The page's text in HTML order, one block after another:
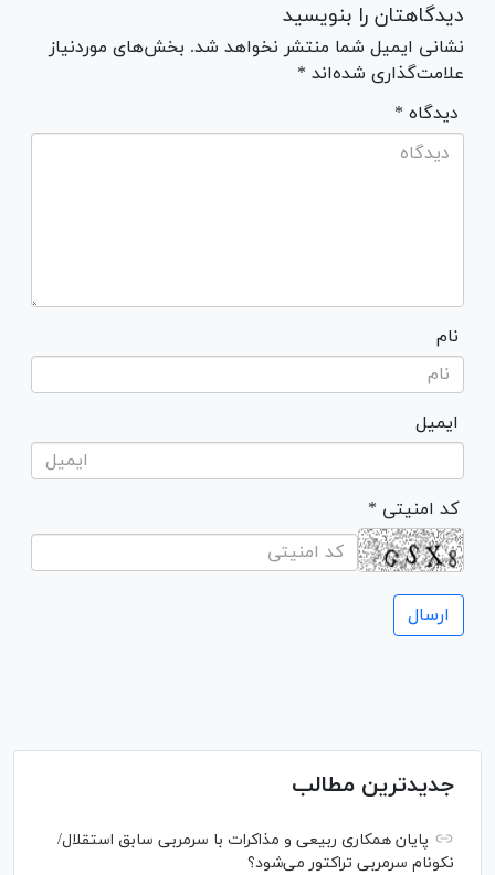
دیدگاهتان را بنویسید
نشانی ایمیل شما منتشر نخواهد شد. بخش‌های موردنیاز
علامت‌گذاری شده‌اند *
* دیدگاه
نام
ایمیل
* کد امنیتی
جدیدترین مطالب
پایان همکاری ربیعی و مذاکرات با سرمربی سابق استقلال/
نکونام سرمربی تراکتور می‌شود؟